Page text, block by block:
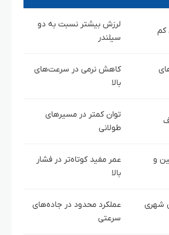
کم
لرزش بیشتر نسبت به دو
سیلندر
کاهش نرمی در سرعت‌های
بالا
توان کمتر در مسیرهای
طولانی
و
عمر مفید کوتاه‌تر در فشار
بالا
شهری
عملکرد محدود در جاده‌های
سرعتی